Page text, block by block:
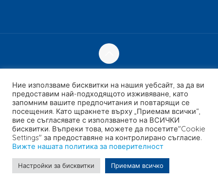
Създаден отConcept Inc. & Leverage Digital
Ние използваме бисквитки на нашия уебсайт, за да ви
предоставим най-подходящото изживяване, като
запомним вашите предпочитания и повтарящи се
посещения. Като щракнете върху „Приемам всички“,
вие се съгласявате с използването на ВСИЧКИ
бисквитки. Въпреки това, можете да посетите"Cookie
Settings" за предоставяне на контролирано съгласие.
Вижте нашата политика за поверителност
Настройки за бисквитки Приемам всичко
English( Английски Français(Френски)
日本語(Японски) Español(Испански)
العربية(Арабски )
Português(Португалски (Португалия))